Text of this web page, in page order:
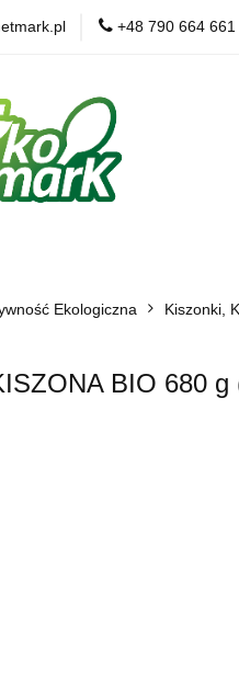
+48 790 664 661
BLOG POLECAMY
Żywność
Witaminy i
POLECAMY
Ekologiczna Kiszonki,
BIO 680